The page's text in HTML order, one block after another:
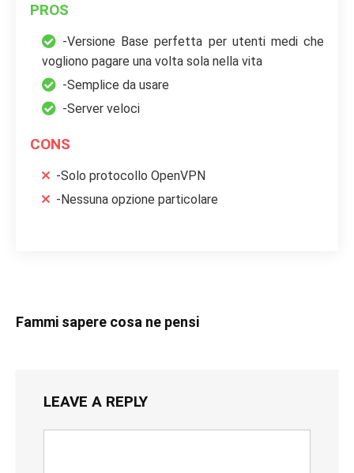
PROS
-Versione Base perfetta per utenti medi che
vogliono pagare una volta sola nella vita
-Semplice da usare
-Server veloci
CONS
-Solo protocollo OpenVPN
-Nessuna opzione particolare
Fammi sapere cosa ne pensi
LEAVE A REPLY